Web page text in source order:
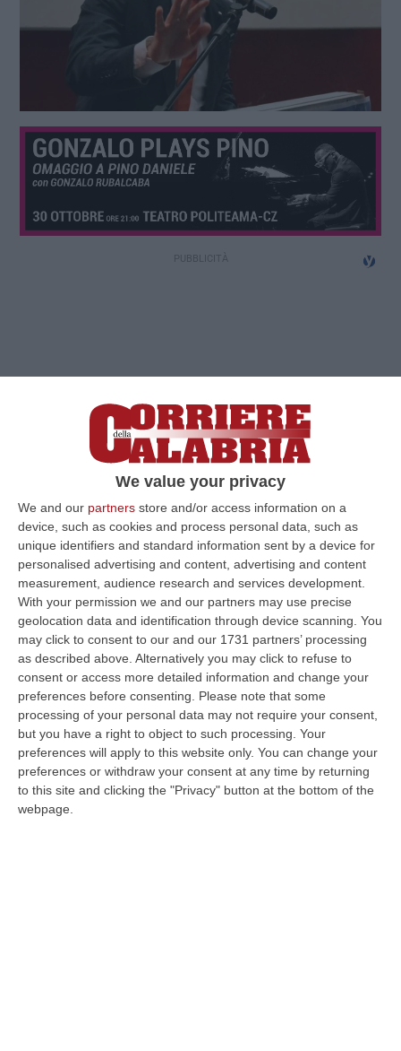
We value your privacy
We and our partners store and/or access information on a
device, such as cookies and process personal data, such as
unique identifiers and standard information sent by a device for
personalised advertising and content, advertising and content
measurement, audience research and services development.
With your permission we and our partners may use precise
geolocation data and identification through device scanning. You
may click to consent to our and our 1731 partners’ processing
as described above. Alternatively you may click to refuse to
consent or access more detailed information and change your
preferences before consenting. Please note that some
processing of your personal data may not require your consent,
but you have a right to object to such processing. Your
preferences will apply to this website only. You can change your
preferences or withdraw your consent at any time by returning
to this site and clicking the "Privacy" button at the bottom of the
webpage.
Clicca e segui “Corriere della Calabria” su Google News
CATANZARO«Le dichiarazioni di Gina Strada,
sulla opportunità di riaprire alcuni degli
ospedali calabresi, che con la spending
review avviata nel 2008 sono stati chiusi e
non riconvertiti in Case della Salute;